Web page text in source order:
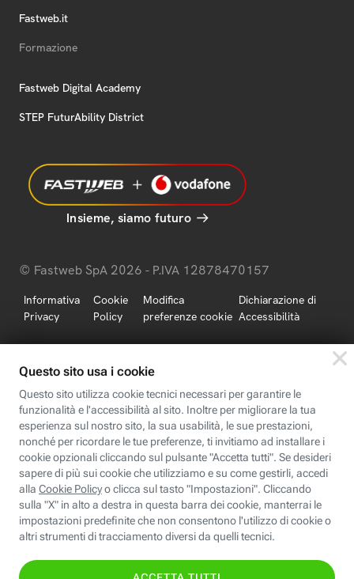
Fastweb.it
Formazione
Fastweb Digital Academy
STEP FuturAbility District
Insieme, siamo futuro
© Fastweb SpA 2026 - P.IVA 12878470157
Informativa
Privacy
Cookie
Policy
Modifica
preferenze cookie
Dichiarazione di
Accessibilità